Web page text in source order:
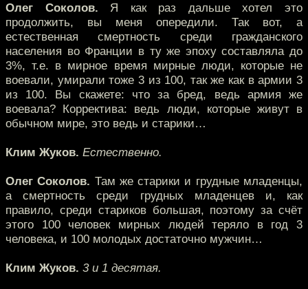
Олег Соколов. Я как раз дальше хотел это
продолжить, вы меня опередили. Так вот, а
естественная смертность среди гражданского
населения во Франции в ту же эпоху составляла до
3%, т.е. в мирное время мирные люди, которые не
воевали, умирали тоже 3 из 100, так же как в армии 3
из 100. Вы скажете: что за бред, ведь армия же
воевала? Корректива: ведь люди, которые живут в
обычном мире, это ведь и старики…
Клим Жуков. Естественно.
Олег Соколов. Там же старики и грудные младенцы,
а смертность среди грудных младенцев и, как
правило, среди стариков большая, поэтому за счёт
этого 100 человек мирных людей теряло в год 3
человека, и 100 молодых достаточно мужчин…
Клим Жуков. 3 и 1 десятая.